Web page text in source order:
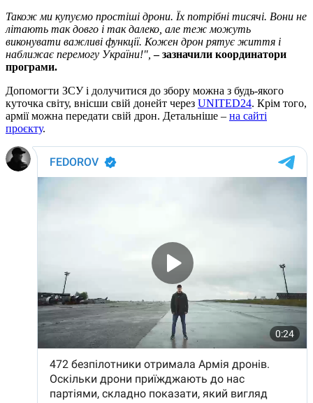
Також ми купуємо простіші дрони. Їх потрібні тисячі. Вони не
літають так довго і так далеко, але теж можуть
виконувати важливі функції. Кожен дрон рятує життя і
наближає перемогу України!", – зазначили координатори
програми.
Допомогти ЗСУ і долучитися до збору можна з будь-якого
куточка світу, внісши свій донейт через UNITED24. Крім того,
армії можна передати свій дрон. Детальніше – на сайті
проєкту.